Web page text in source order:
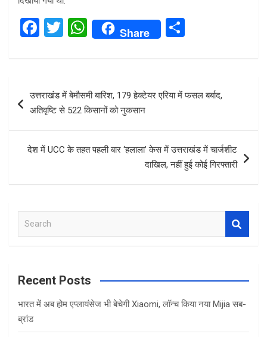
F
ce
o
k
T
tt
er
W
at
s
A
p
Share
ar
navigation
उत्तराखंड में बेमौसमी बारिश, 179 हेक्टेयर एरिया में फसल बर्बाद,
अतिवृष्टि से 522 किसानों को नुकसान
देश में UCC के तहत पहली बार ‘हलाला’ केस में उत्तराखंड में चार्जशीट
दाखिल, नहीं हुई कोई गिरफ्तारी
a
c
Recent Posts
भारत में अब होम एप्लायंसेज भी बेचेगी Xiaomi, लॉन्च किया नया Mijia सब-
ब्रांड